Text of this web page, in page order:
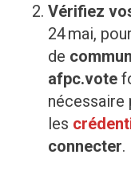
Vérifiez
24 mai,
de
afpc.vote
nécessaire
les
connecter.